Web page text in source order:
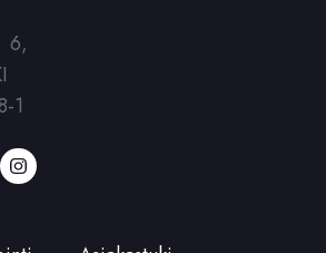
6,
1